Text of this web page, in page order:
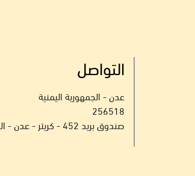
التواصل
عدن - الجمهورية اليمنية
256518
صندوق بريد 452 - كريتر - عدن - الجمهورية اليمنية